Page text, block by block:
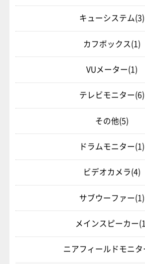
キューシステム(3)
カフボックス(1)
VUメーター(1)
テレビモニター(6)
その他(5)
ドラムモニター(1)
ビデオカメラ(4)
サブウーファー(1)
メインスピーカー
ニアフィールドモニタ